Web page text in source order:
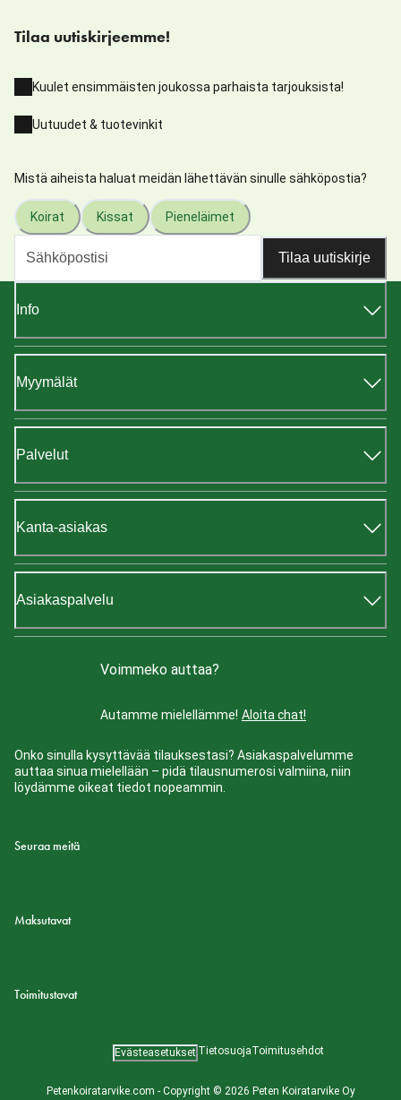
Tilaa uutiskirjeemme!
Kuulet ensimmäisten joukossa parhaista tarjouksista!
Uutuudet & tuotevinkit
Mistä aiheista haluat meidän lähettävän sinulle sähköpostia?
Koirat Kissat Pieneläimet
Tilaa uutiskirje
Info
Myymälät
Palvelut
Kanta-asiakas
Asiakaspalvelu
Voimmeko auttaa?
Autamme mielellämme! Aloita chat!
Onko sinulla kysyttävää tilauksestasi? Asiakaspalvelumme
auttaa sinua mielellään – pidä tilausnumerosi valmiina, niin
löydämme oikeat tiedot nopeammin.
Seuraa meitä
Maksutavat
Toimitustavat
Petenkoiratarvike.com - Copyright © 2026 Peten Koiratarvike Oy
Evästeasetukset TietosuojaToimitusehdot